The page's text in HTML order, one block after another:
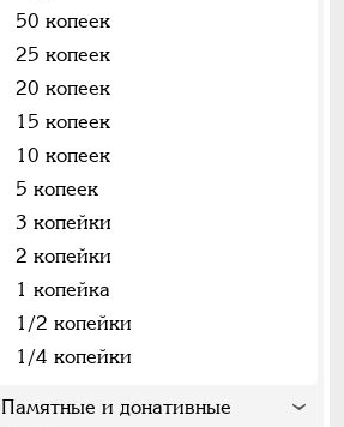
50 копеек
25 копеек
20 копеек
15 копеек
10 копеек
5 копеек
3 копейки
2 копейки
1 копейка
1/2 копейки
1/4 копейки
Памятные и донативные